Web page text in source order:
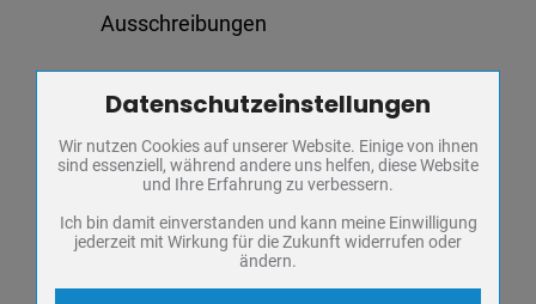
Ausschreibungen
Veranstaltungen
08 AUG.
SONDERAUSSTELLUNG: JUSTUS
FRIEDRICH WILHELM ZACHARIÄ
Zum Betrieb der Seite notwendige Cookies / Drittanbieter:
Name
PHP Session Cookie
Anbieter
Eigentümer dieser Website
Schutz
Cookie Name
PHPSESSID, fe_typo_user
Datenschutzeinstellungen
Wir nutzen Cookies auf unserer Website. Einige von ihnen
sind essenziell, während andere uns helfen, diese Website
und Ihre Erfahrung zu verbessern.
Ich bin damit einverstanden und kann meine Einwilligung
jederzeit mit Wirkung für die Zukunft widerrufen oder
ändern.